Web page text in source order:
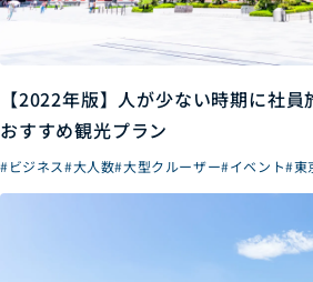
【2022年版】人が少ない時期に社
おすすめ観光プラン
#ビジネス#大人数#大型クルーザー#イベント#東